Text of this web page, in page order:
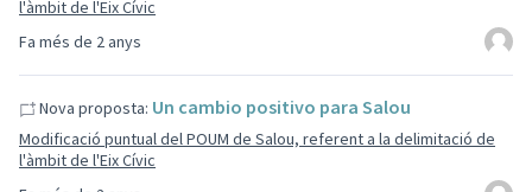
Fa més de 2 anys
l'àmbit de l'Eix Cívic
Nova proposta: Un cambio positivo para Salou
Modificació puntual del POUM de Salou, referent a la delimitació de
l'àmbit de l'Eix Cívic